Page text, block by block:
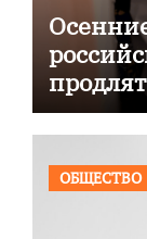
ОБЩЕСТВО